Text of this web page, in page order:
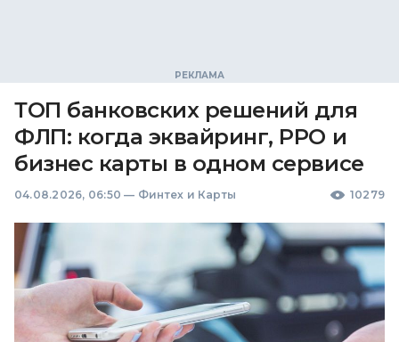
ТОП банковских решений для
ФЛП: когда эквайринг, РРО и
бизнес карты в одном сервисе
04.08.2026, 06:50 — Финтех и Карты 10279